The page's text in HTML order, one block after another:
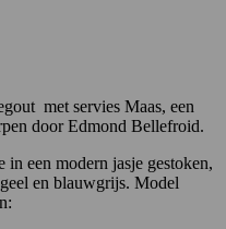
met servies Maas, een
door Edmond Bellefroid.
in een modern jasje gestoken,
en blauwgrijs. Model